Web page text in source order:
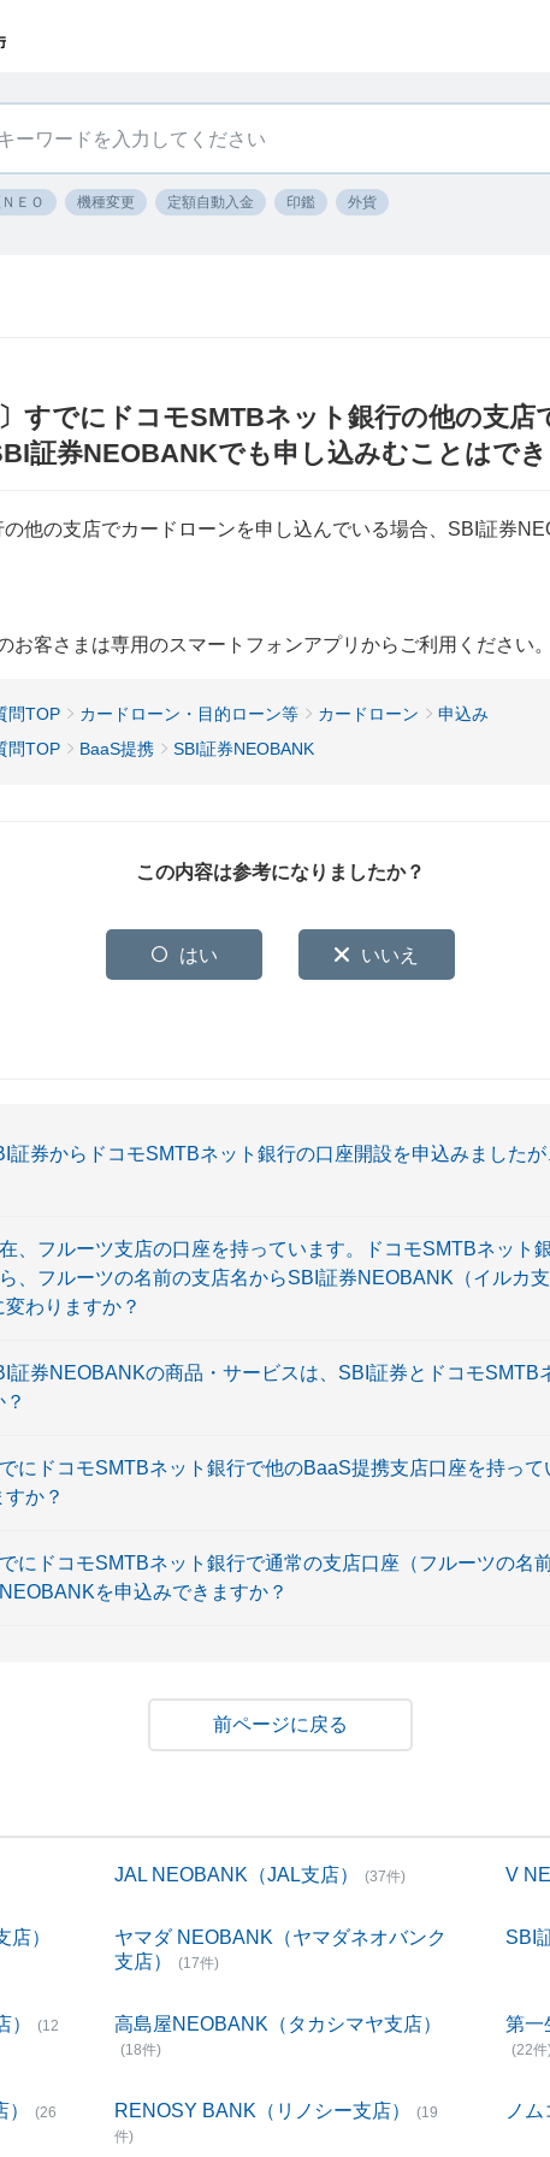
ＥＯ 機種変更 定額自動入金 印鑑 外貨
すでにドコモSMTBネット銀行の他の支
証券NEOBANKでも申し込みむことはで
他の支店でカードローンを申し込んでいる場合、SBI証券
お客さまは専用のスマートフォンアプリからご利用ください
問TOP カードローン・目的ローン等 カードローン
申込み
問TOP
BaaS提携 SBI証券NEOBANK
この内容は参考になりましたか？
はい いいえ
証券からドコモSMTBネット銀行の口座開設を申込みました
、フルーツ支店の口座を持っています。ドコモSMTBネット
、フルーツの名前の支店名からSBI証券NEOBANK（イルカ
わりますか？
証券NEOBANKの商品・サービスは、SBI証券とドコモSMTB
にドコモSMTBネット銀行で他のBaaS提携支店口座を持っ
か？
にドコモSMTBネット銀行で通常の支店口座（フルーツの名
を申込みできますか？
戻る
JAL NEOBANK（JAL支店） (37件) V
）
ヤマダ NEOBANK（ヤマダネオバンク
支店）
(17件)
SBI
(12
高島屋NEOBANK（タカシマヤ支店）
(18件)
第一
(22件
(26
RENOSY BANK（リノシー支店）
(19
件)
ノ